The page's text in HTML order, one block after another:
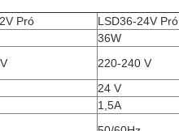
Pró
LSD36-24V Pró
36W
220-240 V
24 V
1,5A